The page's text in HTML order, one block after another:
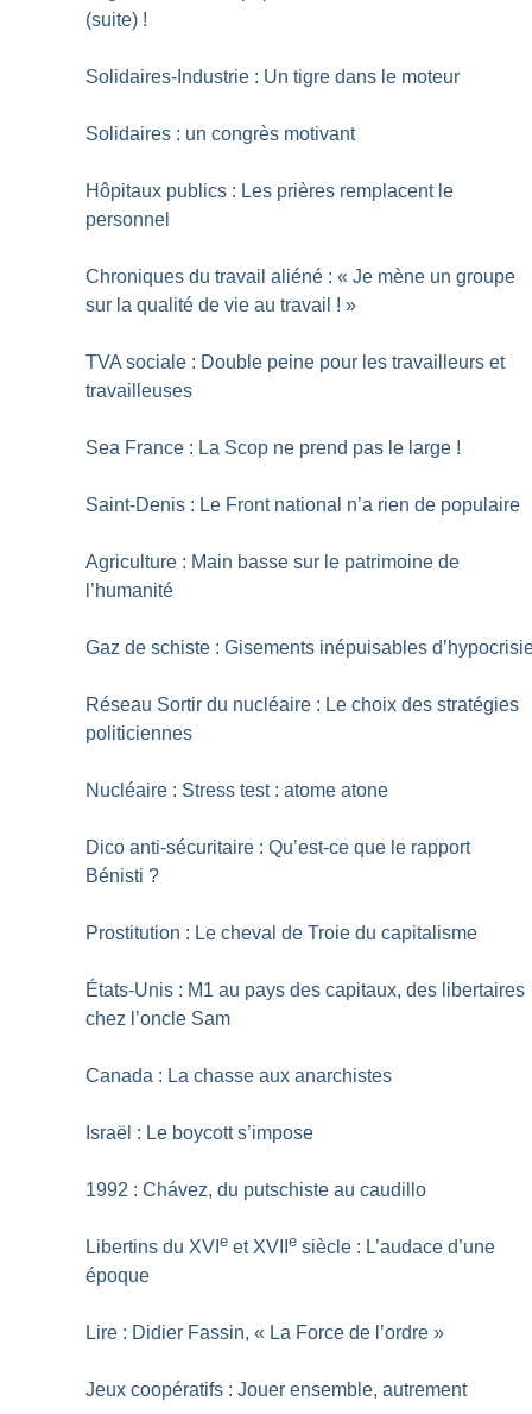
(suite) !
Solidaires-Industrie : Un tigre dans le moteur
Solidaires : un congrès motivant
Hôpitaux publics : Les prières remplacent le
personnel
Chroniques du travail aliéné : « Je mène un groupe
sur la qualité de vie au travail ! »
TVA sociale : Double peine pour les travailleurs et
travailleuses
Sea France : La Scop ne prend pas le large !
Saint-Denis : Le Front national n’a rien de populaire
Agriculture : Main basse sur le patrimoine de
l’humanité
Gaz de schiste : Gisements inépuisables
Réseau Sortir du nucléaire : Le choix des stratégies
politiciennes
Nucléaire : Stress test : atome atone
Dico anti-sécuritaire : Qu’est-ce que le rapport
Bénisti ?
Prostitution : Le cheval de Troie du capitalisme
États-Unis : M1 au pays des capitaux, des libertaires
chez l’oncle Sam
Canada : La chasse aux anarchistes
Israël : Le boycott s’impose
1992 : Chávez, du putschiste au caudillo
Libertins du XVIe et XVIIe siècle : L’audace d’une
époque
Lire : Didier Fassin, « La Force de l’ordre »
Jeux coopératifs : Jouer ensemble, autrement